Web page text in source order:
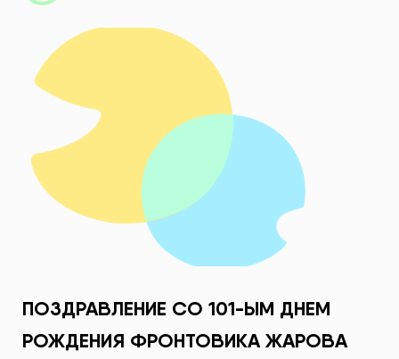
ПОЗДРАВЛЕНИЕ СО 101-ЫМ ДНЕМ
РОЖДЕНИЯ ФРОНТОВИКА ЖАРОВА